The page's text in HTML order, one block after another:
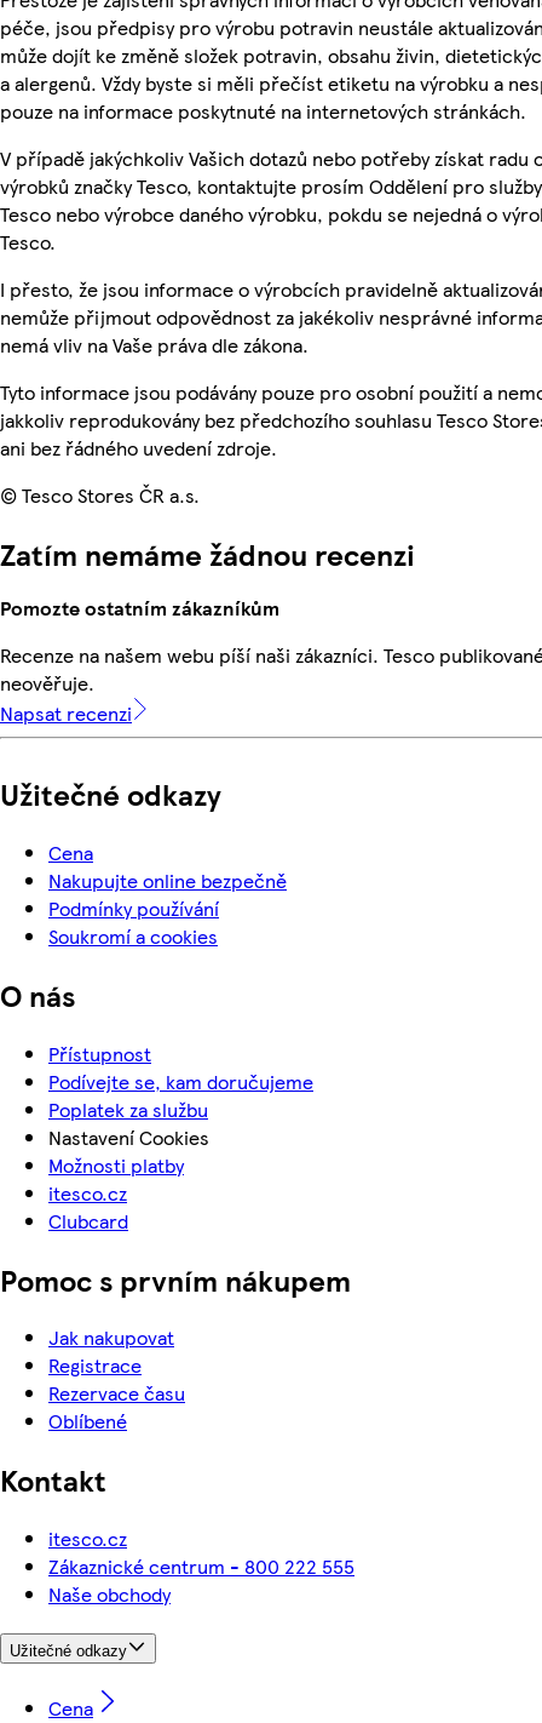
péče, jsou předpisy pro výrobu potravin neustále
může dojít ke změně složek potravin, obsahu živin,
a alergenů. Vždy byste si měli přečíst etiketu na výrobku a
pouze na informace poskytnuté na internetových stránkách.
V případě jakýchkoliv Vašich dotazů nebo potřeby získat radu
výrobků značky Tesco, kontaktujte prosím Oddělení pro
Tesco nebo výrobce daného výrobku, pokdu se nejedná o
Tesco.
I přesto, že jsou informace o výrobcích pravidelně
nemůže přijmout odpovědnost za jakékoliv nesprávné
nemá vliv na Vaše práva dle zákona.
Tyto informace jsou podávány pouze pro osobní použití a
jakkoliv reprodukovány bez předchozího souhlasu Tesco
ani bez řádného uvedení zdroje.
© Tesco Stores ČR a.s.
Zatím nemáme žádnou recenzi
Pomozte ostatním zákazníkům
Recenze na našem webu píší naši zákazníci. Tesco
neověřuje.
Napsat recenzi
Užitečné odkazy
Cena
Nakupujte online bezpečně
Podmínky používání
Soukromí a cookies
O nás
Přístupnost
Podívejte se, kam doručujeme
Poplatek za službu
Nastavení Cookies
Možnosti platby
itesco.cz
Clubcard
Pomoc s prvním nákupem
Jak nakupovat
Registrace
Rezervace času
Oblíbené
Kontakt
itesco.cz
Zákaznické centrum - 800 222 555
Naše obchody
Užitečné odkazy
Cena